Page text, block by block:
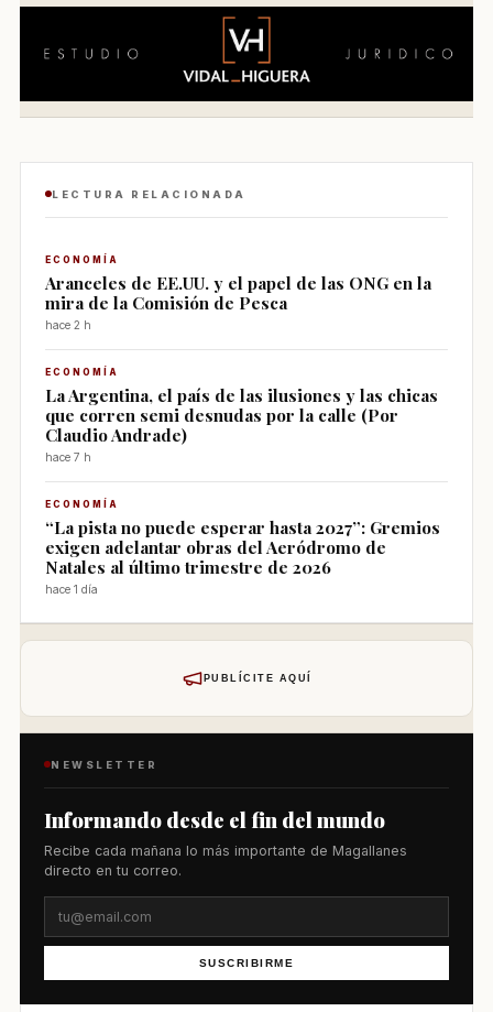
LECTURA RELACIONADA
ECONOMÍA
Aranceles de EE.UU. y el papel de las ONG en la
mira de la Comisión de Pesca
hace 2 h
ECONOMÍA
La Argentina, el país de las ilusiones y las chicas
que corren semi desnudas por la calle (Por
Claudio Andrade)
hace 7 h
ECONOMÍA
“La pista no puede esperar hasta 2027”: Gremios
exigen adelantar obras del Aeródromo de
Natales al último trimestre de 2026
hace 1 día
PUBLÍCITE AQUÍ
NEWSLETTER
Informando desde el fin del mundo
Recibe cada mañana lo más importante de Magallanes
directo en tu correo.
SUSCRIBIRME